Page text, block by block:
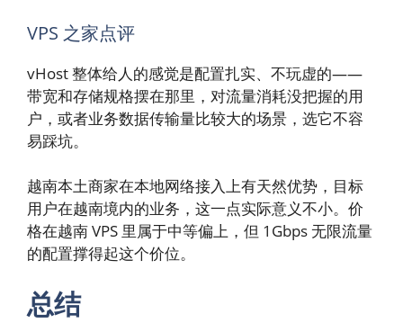
VPS 之家点评
vHost 整体给人的感觉是配置扎实、不玩虚的——
带宽和存储规格摆在那里，对流量消耗没把握的用
户，或者业务数据传输量比较大的场景，选它不容
易踩坑。
越南本土商家在本地网络接入上有天然优势，目标
用户在越南境内的业务，这一点实际意义不小。价
格在越南 VPS 里属于中等偏上，但 1Gbps 无限流量
的配置撑得起这个价位。
总结